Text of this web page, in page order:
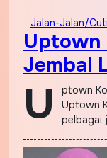
Jalan-Jalan/
Uptown
Jembal
U
ptown
Uptown
pelbagai